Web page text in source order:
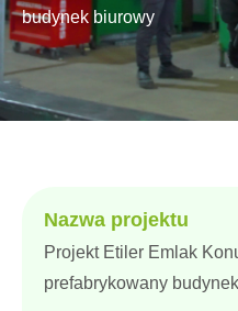
budynek biurowy
Nazwa projektu
Projekt Etiler Emlak
prefabrykowany